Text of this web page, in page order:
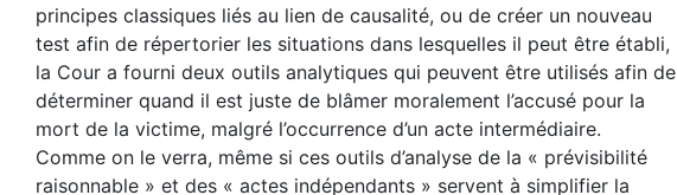
principes classiques liés au lien de causalité, ou de créer un nouveau
test afin de répertorier les situations dans lesquelles il peut être établi,
la Cour a fourni deux outils analytiques qui peuvent être utilisés afin de
déterminer quand il est juste de blâmer moralement l’accusé pour la
mort de la victime, malgré l’occurrence d’un acte intermédiaire.
Comme on le verra, même si ces outils d’analyse de la « prévisibilité
raisonnable » et des « actes indépendants » servent à simplifier la